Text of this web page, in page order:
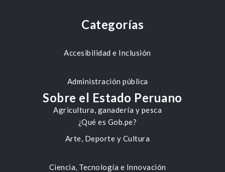
Categorías
Accesibilidad e Inclusión
Administración pública
Agricultura, ganadería y pesca
Arte, Deporte y Cultura
Ciencia, Tecnología e Innovación
Sobre el Estado Peruano
¿Qué es Gob.pe?